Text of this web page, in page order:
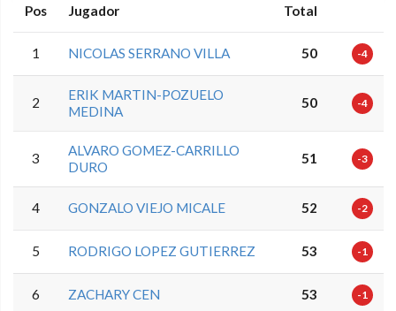
Pos Jugador Total
1 NICOLAS SERRANO VILLA 50 -4
2
ERIK MARTIN-POZUELO
MEDINA
50 -4
3
ALVARO GOMEZ-CARRILLO
DURO
51 -3
4 GONZALO VIEJO MICALE 52 -2
5 RODRIGO LOPEZ GUTIERREZ 53 -1
6 ZACHARY CEN 53 -1